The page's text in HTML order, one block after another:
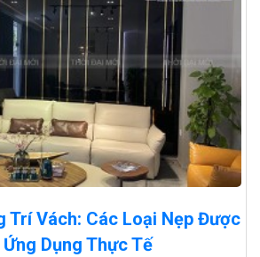
Trí Vách: Các Loại Nẹp Được
Dụng Thực Tế